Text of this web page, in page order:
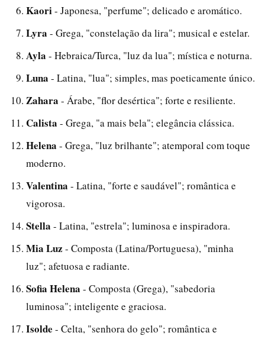
Kaori- Japonesa, "perfume"; delicado e aromático.
Lyra - Grega, "constelação da lira"; musical e estelar.
Ayla - Hebraica/Turca, "luz da lua"; mística e noturna.
Luna - Latina, "lua"; simples, mas poeticamente único.
Zahara - Árabe, "flor desértica"; forte e resiliente.
Calista - Grega, "a mais bela"; elegância clássica.
Helena - Grega, "luz brilhante"; atemporal com toque
moderno.
Valentina - Latina, "forte e saudável"; romântica e
vigorosa.
Stella - Latina, "estrela"; luminosa e inspiradora.
Mia Luz - Composta (Latina/Portuguesa), "minha
luz"; afetuosa e radiante.
Sofia Helena - Composta (Grega), "sabedoria
luminosa"; inteligente e graciosa.
Isolde - Celta, "senhora do gelo"; romântica e